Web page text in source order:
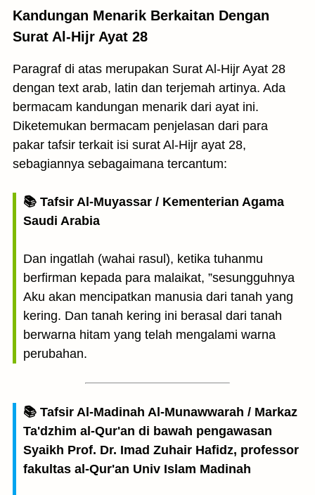
Kandungan Menarik Berkaitan Dengan
Surat Al-Hijr Ayat 28
Paragraf di atas merupakan Surat Al-Hijr Ayat 28
dengan text arab, latin dan terjemah artinya. Ada
bermacam kandungan menarik dari ayat ini.
Diketemukan bermacam penjelasan dari para
pakar tafsir terkait isi surat Al-Hijr ayat 28,
sebagiannya sebagaimana tercantum:
📚 Tafsir Al-Muyassar / Kementerian Agama
Saudi Arabia
Dan ingatlah (wahai rasul), ketika tuhanmu
berfirman kepada para malaikat, ”sesungguhnya
Aku akan mencipatkan manusia dari tanah yang
kering. Dan tanah kering ini berasal dari tanah
berwarna hitam yang telah mengalami warna
perubahan.
📚 Tafsir Al-Madinah Al-Munawwarah / Markaz
Ta'dzhim al-Qur'an di bawah pengawasan
Syaikh Prof. Dr. Imad Zuhair Hafidz, professor
fakultas al-Qur'an Univ Islam Madinah